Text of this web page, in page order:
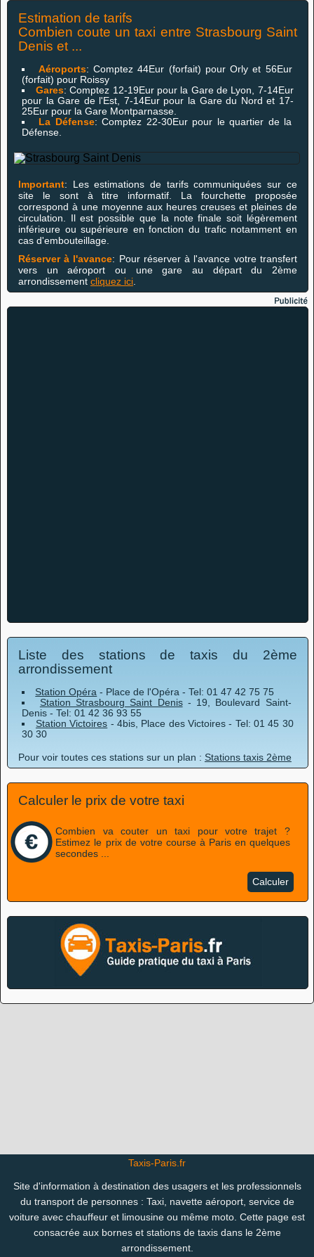
Estimation de tarifs
Combien coute un taxi entre Strasbourg Saint
Denis et ...
Aéroports: Comptez 44Eur (forfait) pour Orly et 56Eur
(forfait) pour Roissy
Gares: Comptez 12-19Eur pour la Gare de Lyon, 7-14Eur
pour la Gare de l'Est, 7-14Eur pour la Gare du Nord et 17-
25Eur pour la Gare Montparnasse.
La Défense: Comptez 22-30Eur pour le quartier de la
Défense.
Important: Les estimations de tarifs communiquées sur ce
site le sont à titre informatif. La fourchette proposée
correspond à une moyenne aux heures creuses et pleines de
circulation. Il est possible que la note finale soit légèrement
inférieure ou supérieure en fonction du trafic notamment en
cas d'embouteillage.
Réserver à l'avance: Pour réserver à l'avance votre transfert
vers un aéroport ou une gare au départ du 2ème
arrondissement cliquez ici.
Liste des stations de taxis du 2ème
arrondissement
Station Opéra - Place de l'Opéra - Tel: 01 47 42 75 75
Station Strasbourg Saint Denis- 19, Boulevard Saint-
Denis - Tel: 01 42 36 93 55
Station Victoires - 4bis, Place des Victoires - Tel: 01 45 30
30 30
Pour voir toutes ces stations sur un plan : Stations taxis 2ème
Calculer le prix de votre taxi
Combien va couter un taxi pour votre trajet ?
Estimez le prix de votre course à Paris en quelques
secondes ...
Calculer
Taxis-Paris.fr
Site d'information à destination des usagers et les professionnels
du transport de personnes : Taxi, navette aéroport, service de
voiture avec chauffeur et limousine ou même moto. Cette page est
consacrée aux bornes et stations de taxis dans le 2ème
arrondissement.